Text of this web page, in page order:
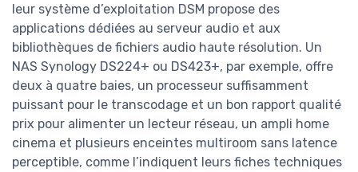
leur système d’exploitation DSM propose des
applications dédiées au serveur audio et aux
bibliothèques de fichiers audio haute résolution. Un
NAS Synology DS224+ ou DS423+, par exemple, offre
deux à quatre baies, un processeur suffisamment
puissant pour le transcodage et un bon rapport qualité
prix pour alimenter un lecteur réseau, un ampli home
cinema et plusieurs enceintes multiroom sans latence
perceptible, comme l’indiquent leurs fiches techniques